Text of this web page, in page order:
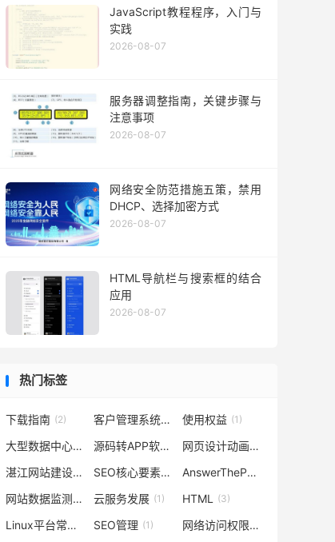
JavaScript教程程序，入门与
实践
2026-08-07
服务器调整指南，关键步骤与
注意事项
2026-08-07
网络安全防范措施五策，禁用
DHCP、选择加密方式
2026-08-07
HTML导航栏与搜索框的结合
应用
2026-08-07
热门标签
下载指南 (2) 客户管理系统专员 (1)
使用权益 (1)
大型数据中心
(1) 源码转APP软件生成 (1) 网页设计动画效果
湛江网站建设模拟 (1) SEO核心要素与优化方法 (1) AnswerThePublic功能亮点
网站数据监测工具 (1)
云服务发展 (1) HTML (3)
Linux平台常用安全软件作用 (1)
SEO管理 (1) 网络访问权限
(1)